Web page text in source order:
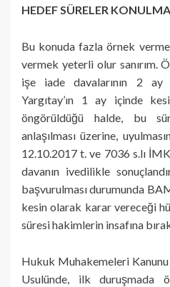
HEDEF SÜRELER
Bu konuda fazla örnek
vermek yeterli olur sanırım.
işe iade davalarının 2 ay
Yargıtay’ın 1 ay içinde
öngörüldüğü halde, bu
anlaşılması üzerine,
12.10.2017 t. ve 7036 s.lı
davanın ivedilikle
başvurulması durumunda
kesin olarak karar vereceği
süresi hakimlerin insafına
Hukuk Muhakemeleri Kanunu
Usulünde, ilk duruşmada